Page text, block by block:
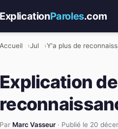
ExplicationParoles.com
Accueil Jul Y'a plus de
Explication
Par Marc Vasseur· Publié le 20